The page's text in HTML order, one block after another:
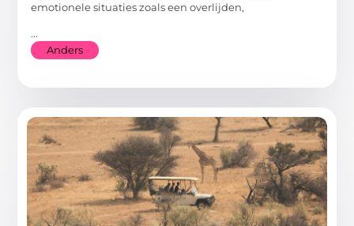
emotionele situaties zoals een overlijden,
...
Anders